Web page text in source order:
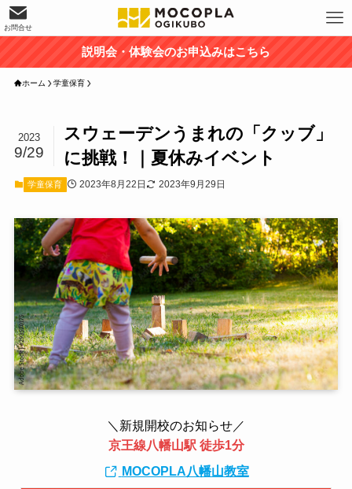
お問合せ
説明会・体験会のお申込みはこちら
ホーム 学童保育
スウェーデンうまれの「クッブ」
に挑戦！｜夏休みイベント
2023
9/29
学童保育 2023年8月22日 2023年9月29日
＼新規開校のお知らせ／
京王線八幡山駅 徒歩1分
MOCOPLA八幡山教室